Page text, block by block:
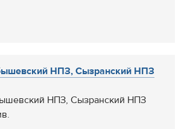
НПЗ, Сызранский НПЗ
НПЗ, Сызранский НПЗ